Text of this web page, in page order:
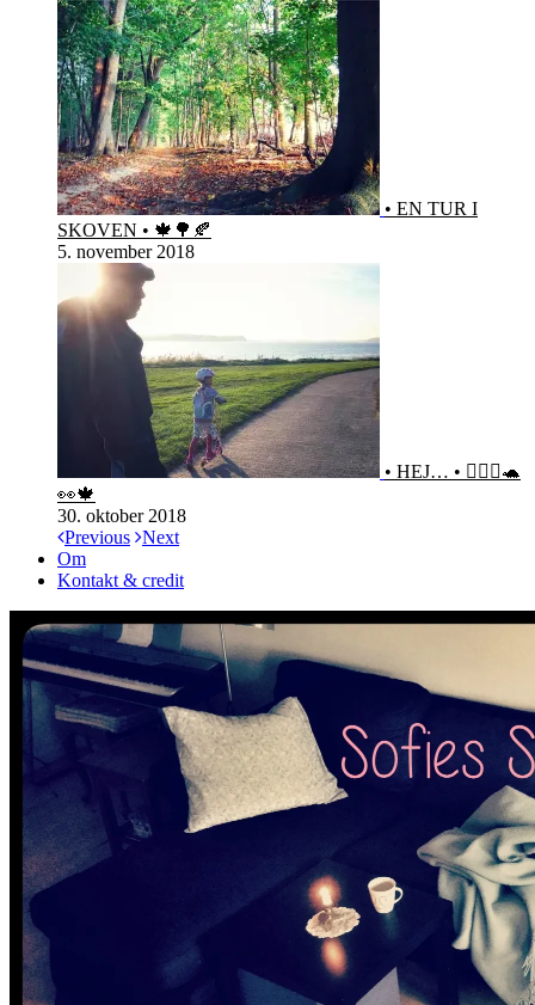
• EN TUR I
SKOVEN • 🍁🌳🍂
5. november 2018
• HEJ… • 🙋🏻‍♀️🐢
👀🍁
30. oktober 2018
Previous Next
Om
Kontakt & credit